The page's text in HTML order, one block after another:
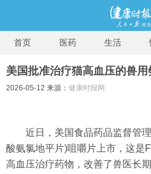
首页 医药 生活
美国批准治疗猫高血压的兽
2026-05-12 来源： 健康时报网
近日，美国食品药品监督管
酸氨氯地平片)咀嚼片上市，这是
高血压治疗药物，改善了兽医长